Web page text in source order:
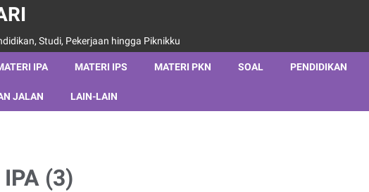
Studi, Pekerjaan hingga Piknikku
IPA MATERI IPS MATERI PKN SOAL PENDIDIKAN
JALAN LAIN-LAIN
(3)